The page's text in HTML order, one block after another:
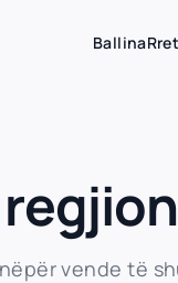
Ballina
vende të